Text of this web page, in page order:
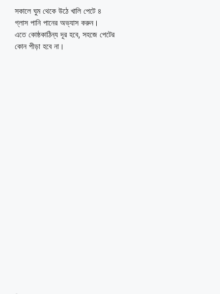
সকালে ঘুম থেকে উঠে খালি পেটে ৪
গ্লাস পানি পানের অভ্যাস করুন।
এতে কোষ্ঠকাঠিন্য দূর হবে, সহজে পেটের
কোন পীড়া হবে না।